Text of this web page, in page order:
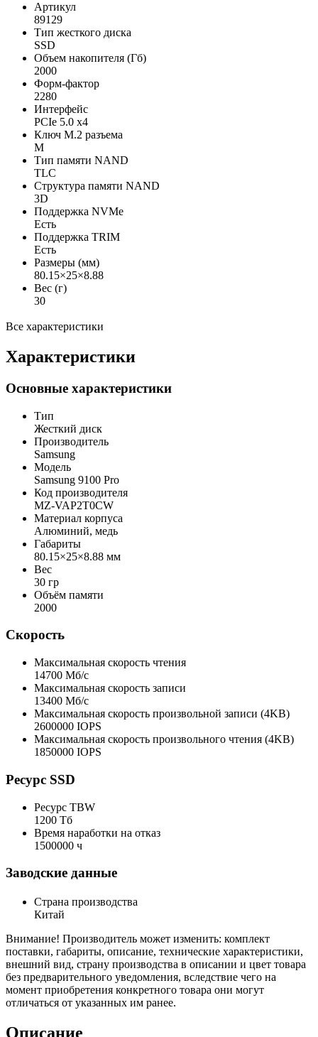
Артикул
89129
Тип жесткого диска
SSD
Объем накопителя (Гб)
2000
Форм-фактор
2280
Интерфейс
PCIe 5.0 x4
Ключ M.2 разъема
М
Тип памяти NAND
TLC
Структура памяти NAND
3D
Поддержка NVMe
Есть
Поддержка TRIM
Есть
Размеры (мм)
80.15×25×8.88
Вес (г)
30
Все характеристики
Характеристики
Основные характеристики
Тип
Жесткий диск
Производитель
Samsung
Модель
Samsung 9100 Pro
Код производителя
MZ-VAP2T0CW
Материал корпуса
Алюминий, медь
Габариты
80.15×25×8.88 мм
Вес
30 гр
Объём памяти
2000
Скорость
Максимальная скорость чтения
14700 Мб/с
Максимальная скорость записи
13400 Мб/с
Максимальная скорость произвольной записи (4KB)
2600000 IOPS
Максимальная скорость произвольного чтения (4KB)
1850000 IOPS
Ресурс SSD
Ресурс TBW
1200 Тб
Время наработки на отказ
1500000 ч
Заводские данные
Страна производства
Китай
Внимание! Производитель может изменить: комплект
поставки, габариты, описание, технические характеристики,
внешний вид, страну производства в описании и цвет товара
без предварительного уведомления, вследствие чего на
момент приобретения конкретного товара они могут
отличаться от указанных им ранее.
Описание